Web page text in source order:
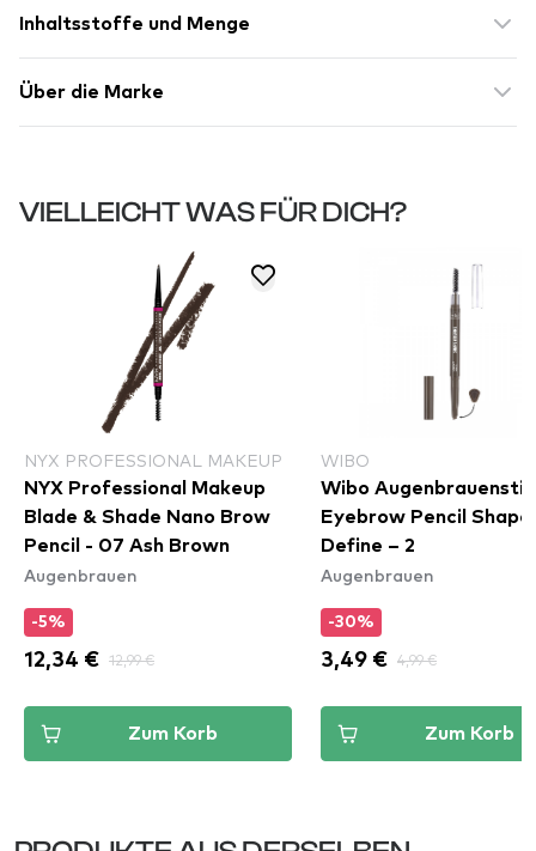
Inhaltsstoffe und Menge
Über die Marke
VIELLEICHT WAS FÜR DICH?
NYX PROFESSIONAL MAKEUP
NYX Professional Makeup
Blade & Shade Nano Brow
Pencil - 07 Ash Brown
Augenbrauen
-5%
12,34 € 12,99 €
Zum Korb
WIBO
Wibo
Eyebrow Pencil Shape
Define – 2
Augenbrauen
-30%
3,49 € 4,99 €
Zum Korb